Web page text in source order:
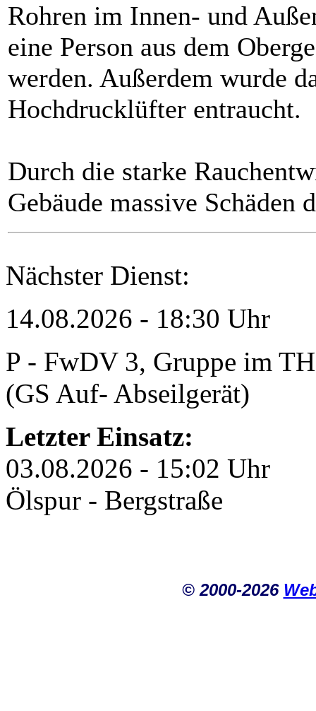
Rohren im Innen- und
eine Person aus dem
werden. Außerdem wurde
Hochdrucklüfter entraucht.
Durch die starke
Gebäude massive Schäden
Nächster Dienst:
14.08.2026 - 18:30 Uhr
P - FwDV 3, Gruppe im
(GS Auf- Abseilgerät)
Letzter Einsatz:
03.08.2026 - 15:02 Uhr
Ölspur - Bergstraße
© 2000-2026